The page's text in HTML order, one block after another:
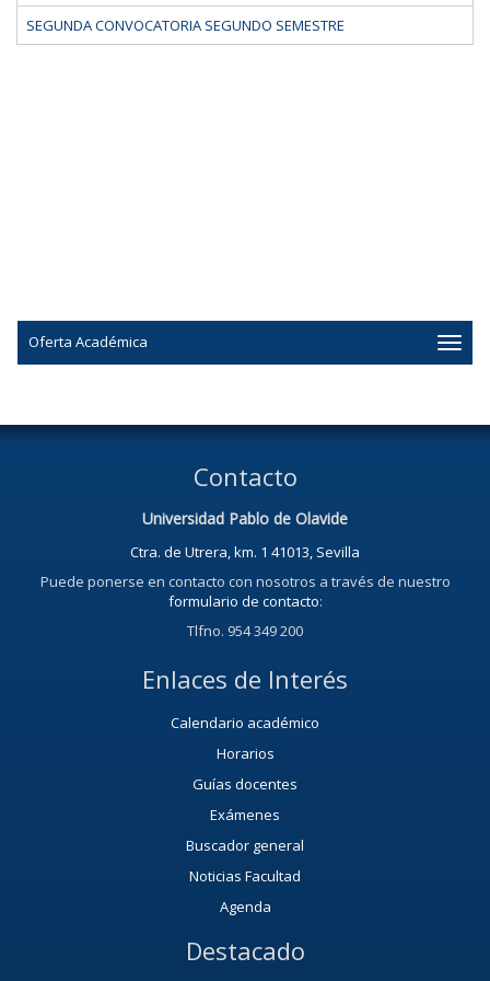
SEGUNDA CONVOCATORIA SEGUNDO SEMESTRE
Oferta Académica
Contacto
Universidad Pablo de Olavide
Ctra. de Utrera, km. 1 41013, Sevilla
Puede ponerse en contacto con nosotros a través de nuestro
formulario de contacto:
Tlfno. 954 349 200
Enlaces de Interés
Calendario académico
Horarios
Guías docentes
Exámenes
Buscador general
Noticias Facultad
Agenda
Destacado